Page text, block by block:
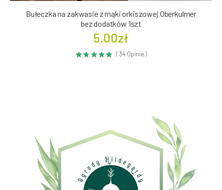
Bułeczka na zakwasie z mąki orkiszowej Oberkulmer
bez dodatków 1szt
5.00zł
( 34 Opinie )